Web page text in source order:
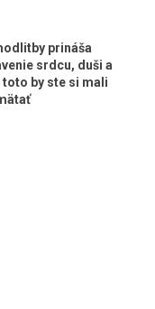
prináša
srdcu, duši a
toto by ste si mali